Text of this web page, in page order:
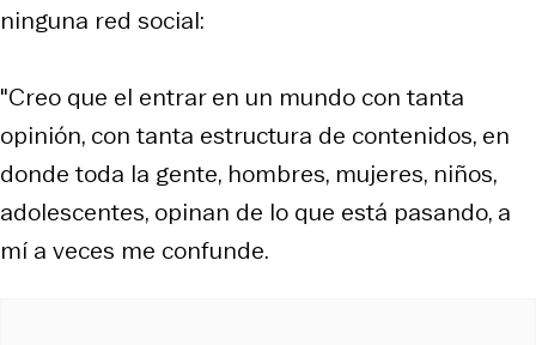
ninguna red social:
"Creo que el entrar en un mundo con tanta
opinión, con tanta estructura de contenidos, en
donde toda la gente, hombres, mujeres, niños,
adolescentes, opinan de lo que está pasando, a
mí a veces me confunde.